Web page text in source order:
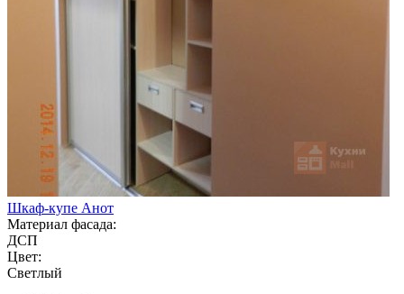
Шкаф-купе Анот
Материал фасада:
ДСП
Цвет:
Светлый